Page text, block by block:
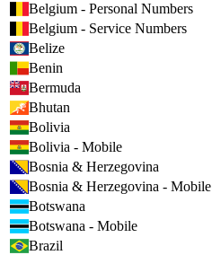
Belgium - Personal Numbers
Belgium - Service Numbers
Belize
Benin
Bermuda
Bhutan
Bolivia
Bolivia - Mobile
Bosnia & Herzegovina
Bosnia & Herzegovina - Mobile
Botswana
Botswana - Mobile
Brazil